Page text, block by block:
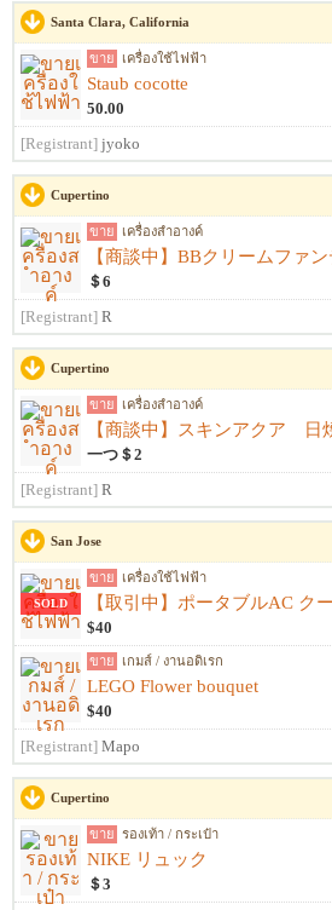
Santa Clara, California
ขาย เครื่องใช้ไฟฟ้า
Staub cocotte
50.00
[Registrant] jyoko
Cupertino
ขาย เครื่องสำอางค์
【商談中】BBクリームファ
＄6
[Registrant] R
Cupertino
ขาย เครื่องสำอางค์
【商談中】スキンアクア 日
一つ＄2
[Registrant] R
San Jose
SOLD
ขาย เครื่องใช้ไฟฟ้า
【取引中】ポータブルAC ク
$40
ขาย เกมส์ / งานอดิเรก
LEGO Flower bouquet
$40
[Registrant] Mapo
Cupertino
ขาย รองเท้า / กระเป๋า
NIKE リュック
＄3